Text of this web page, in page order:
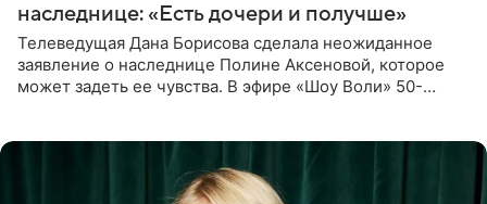
наследнице: «Есть дочери и получше»
Телеведущая Дана Борисова сделала неожиданное
заявление о наследнице Полине Аксеновой, которое
может задеть ее чувства. В эфире «Шоу Воли» 50-